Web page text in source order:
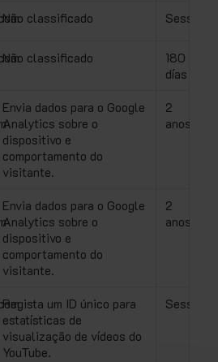
Não classificado Sessão
Não classificado
180
días
Envia dados para o Google
Analytics sobre o
dispositivo e
comportamento do
visitante.
2
anos
Envia dados para o Google
Analytics sobre o
dispositivo e
comportamento do
visitante.
2
anos
Regista um ID único para
estatísticas de
visualização de vídeos do
YouTube.
Sessão